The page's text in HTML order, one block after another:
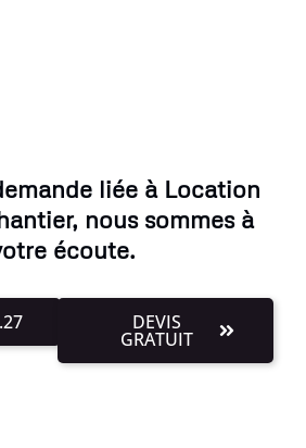
liée à Location
nous sommes à
écoute.
DEVIS
GRATUIT